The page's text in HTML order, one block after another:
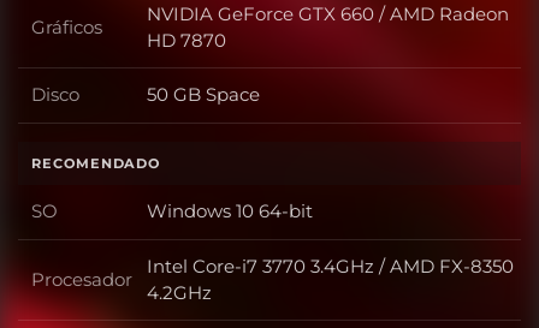
Gráficos Gráficos
NVIDIA GeForce GTX 660 / AMD Radeon
HD 7870
Disco Disco
50 GB Space
RECOMENDADO
SO SO
Windows 10 64-bit
Procesador Procesador
Intel Core-i7 3770 3.4GHz / AMD FX-8350
4.2GHz